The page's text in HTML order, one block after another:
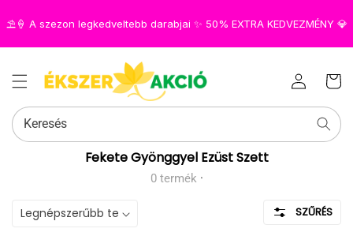
⛱️🍦 A szezon legkedveltebb darabjai ✨ 50% EXTRA KEDVEZMÉNY 💎
Bejelentkezés
kosara
Keresés
Kollekció:
Fekete Gyönggyel Ezüst Szett
0 termék ·
SZŰRÉS